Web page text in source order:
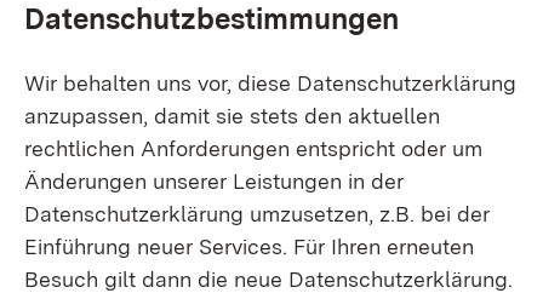
Datenschutzbestimmungen
Wir behalten uns vor, diese Datenschutzerklärung
anzupassen, damit sie stets den aktuellen
rechtlichen Anforderungen entspricht oder um
Änderungen unserer Leistungen in der
Datenschutzerklärung umzusetzen, z.B. bei der
Einführung neuer Services. Für Ihren erneuten
Besuch gilt dann die neue Datenschutzerklärung.